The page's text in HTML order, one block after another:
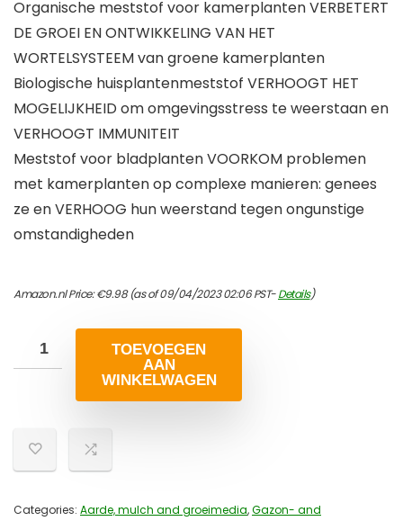
Organische meststof voor kamerplanten VERBETERT
DE GROEI EN ONTWIKKELING VAN HET
WORTELSYSTEEM van groene kamerplanten
Biologische huisplantenmeststof VERHOOGT HET
MOGELIJKHEID om omgevingsstress te weerstaan ​​en
VERHOOGT IMMUNITEIT
Meststof voor bladplanten VOORKOM problemen
met kamerplanten op complexe manieren: genees
ze en VERHOOG hun weerstand tegen ongunstige
omstandigheden
Amazon.nl Price:€9.98(as of 09/04/2023 02:06 PST-Details)
TOEVOEGEN
AAN
WINKELWAGEN
Categories: Aarde, mulch and groeimedia,Gazon- and